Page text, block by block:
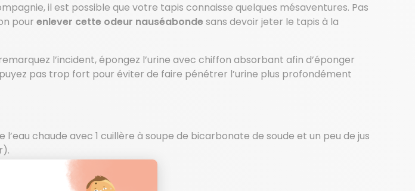
il est possible que votre tapis connaisse quelques mésaventures. Pas
pour enlever cette odeur nauséabondesans devoir jeter le tapis à la
l’incident, épongez l’urine avec chiffon absorbant afin d’éponger
pas trop fort pour éviter de faire pénétrer l’urine plus profondément
chaude avec 1 cuillère à soupe de bicarbonate de soude et un peu de jus
l’animal a uriné.